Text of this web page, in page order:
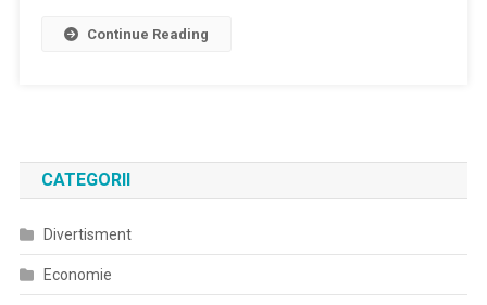
Continue Reading
CATEGORII
Divertisment
Economie